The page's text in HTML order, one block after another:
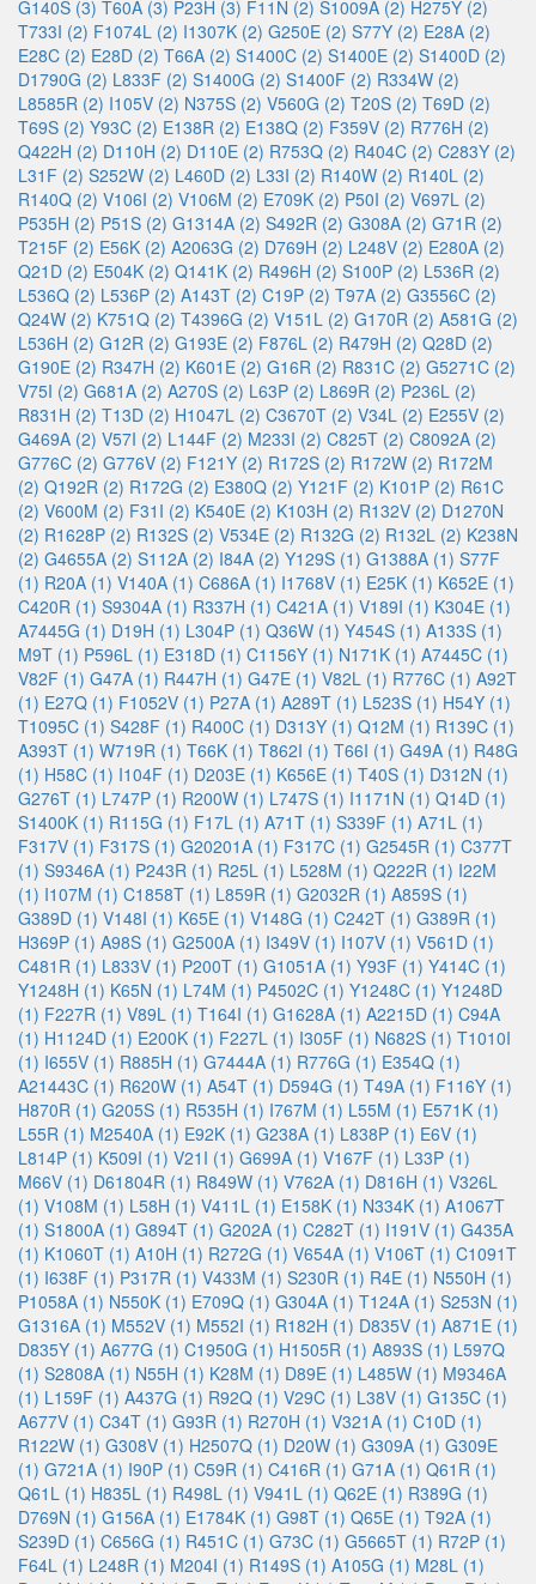
G140S (3) T60A (3) P23H (3) F11N (2) S1009A (2) H275Y (2)
T733I (2) F1074L (2) I1307K (2) G250E (2) S77Y (2) E28A (2)
E28C (2) E28D (2) T66A (2) S1400C (2) S1400E (2) S1400D (2)
D1790G (2) L833F (2) S1400G (2) S1400F (2) R334W (2)
L8585R (2) I105V (2) N375S (2) V560G (2) T20S (2) T69D (2)
T69S (2) Y93C (2) E138R (2) E138Q (2) F359V (2) R776H (2)
Q422H (2) D110H (2) D110E (2) R753Q (2) R404C (2) C283Y (2)
L31F (2) S252W (2) L460D (2) L33I (2) R140W (2) R140L (2)
R140Q (2) V106I (2) V106M (2) E709K (2) P50I (2) V697L (2)
P535H (2) P51S (2) G1314A (2) S492R (2) G308A (2) G71R (2)
T215F (2) E56K (2) A2063G (2) D769H (2) L248V (2) E280A (2)
Q21D (2) E504K (2) Q141K (2) R496H (2) S100P (2) L536R (2)
L536Q (2) L536P (2) A143T (2) C19P (2) T97A (2) G3556C (2)
Q24W (2) K751Q (2) T4396G (2) V151L (2) G170R (2) A581G (2)
L536H (2) G12R (2) G193E (2) F876L (2) R479H (2) Q28D (2)
G190E (2) R347H (2) K601E (2) G16R (2) R831C (2) G5271C (2)
V75I (2) G681A (2) A270S (2) L63P (2) L869R (2) P236L (2)
R831H (2) T13D (2) H1047L (2) C3670T (2) V34L (2) E255V (2)
G469A (2) V57I (2) L144F (2) M233I (2) C825T (2) C8092A (2)
G776C (2) G776V (2) F121Y (2) R172S (2) R172W (2) R172M
(2) Q192R (2) R172G (2) E380Q (2) Y121F (2) K101P (2) R61C
(2) V600M (2) F31I (2) K540E (2) K103H (2) R132V (2) D1270N
(2) R1628P (2) R132S (2) V534E (2) R132G (2) R132L (2) K238N
(2) G4655A (2) S112A (2) I84A (2) Y129S (1) G1388A (1) S77F
(1) R20A (1) V140A (1) C686A (1) I1768V (1) E25K (1) K652E (1)
C420R (1) S9304A (1) R337H (1) C421A (1) V189I (1) K304E (1)
A7445G (1) D19H (1) L304P (1) Q36W (1) Y454S (1) A133S (1)
M9T (1) P596L (1) E318D (1) C1156Y (1) N171K (1) A7445C (1)
V82F (1) G47A (1) R447H (1) G47E (1) V82L (1) R776C (1) A92T
(1) E27Q (1) F1052V (1) P27A (1) A289T (1) L523S (1) H54Y (1)
T1095C (1) S428F (1) R400C (1) D313Y (1) Q12M (1) R139C (1)
A393T (1) W719R (1) T66K (1) T862I (1) T66I (1) G49A (1) R48G
(1) H58C (1) I104F (1) D203E (1) K656E (1) T40S (1) D312N (1)
G276T (1) L747P (1) R200W (1) L747S (1) I1171N (1) Q14D (1)
S1400K (1) R115G (1) F17L (1) A71T (1) S339F (1) A71L (1)
F317V (1) F317S (1) G20201A (1) F317C (1) G2545R (1) C377T
(1) S9346A (1) P243R (1) R25L (1) L528M (1) Q222R (1) I22M
(1) I107M (1) C1858T (1) L859R (1) G2032R (1) A859S (1)
G389D (1) V148I (1) K65E (1) V148G (1) C242T (1) G389R (1)
H369P (1) A98S (1) G2500A (1) I349V (1) I107V (1) V561D (1)
C481R (1) L833V (1) P200T (1) G1051A (1) Y93F (1) Y414C (1)
Y1248H (1) K65N (1) L74M (1) P4502C (1) Y1248C (1) Y1248D
(1) F227R (1) V89L (1) T164I (1) G1628A (1) A2215D (1) C94A
(1) H1124D (1) E200K (1) F227L (1) I305F (1) N682S (1) T1010I
(1) I655V (1) R885H (1) G7444A (1) R776G (1) E354Q (1)
A21443C (1) R620W (1) A54T (1) D594G (1) T49A (1) F116Y (1)
H870R (1) G205S (1) R535H (1) I767M (1) L55M (1) E571K (1)
L55R (1) M2540A (1) E92K (1) G238A (1) L838P (1) E6V (1)
L814P (1) K509I (1) V21I (1) G699A (1) V167F (1) L33P (1)
M66V (1) D61804R (1) R849W (1) V762A (1) D816H (1) V326L
(1) V108M (1) L58H (1) V411L (1) E158K (1) N334K (1) A1067T
(1) S1800A (1) G894T (1) G202A (1) C282T (1) I191V (1) G435A
(1) K1060T (1) A10H (1) R272G (1) V654A (1) V106T (1) C1091T
(1) I638F (1) P317R (1) V433M (1) S230R (1) R4E (1) N550H (1)
P1058A (1) N550K (1) E709Q (1) G304A (1) T124A (1) S253N (1)
G1316A (1) M552V (1) M552I (1) R182H (1) D835V (1) A871E (1)
D835Y (1) A677G (1) C1950G (1) H1505R (1) A893S (1) L597Q
(1) S2808A (1) N55H (1) K28M (1) D89E (1) L485W (1) M9346A
(1) L159F (1) A437G (1) R92Q (1) V29C (1) L38V (1) G135C (1)
A677V (1) C34T (1) G93R (1) R270H (1) V321A (1) C10D (1)
R122W (1) G308V (1) H2507Q (1) D20W (1) G309A (1) G309E
(1) G721A (1) I90P (1) C59R (1) C416R (1) G71A (1) Q61R (1)
Q61L (1) H835L (1) R498L (1) V941L (1) Q62E (1) R389G (1)
D769N (1) G156A (1) E1784K (1) G98T (1) Q65E (1) T92A (1)
S239D (1) C656G (1) R451C (1) G73C (1) G5665T (1) R72P (1)
F64L (1) L248R (1) M204I (1) R149S (1) A105G (1) M28L (1)